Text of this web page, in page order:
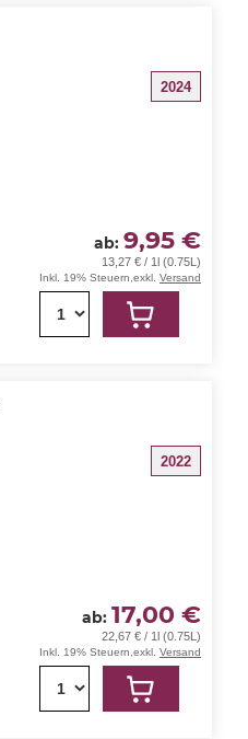
2024
ab 9,95 €
13,27 € / 1l (0.75L)
Inkl. 19% Steuern exkl. Versand
1
2022
ab 17,00 €
22,67 € / 1l (0.75L)
Inkl. 19% Steuern exkl. Versand
1